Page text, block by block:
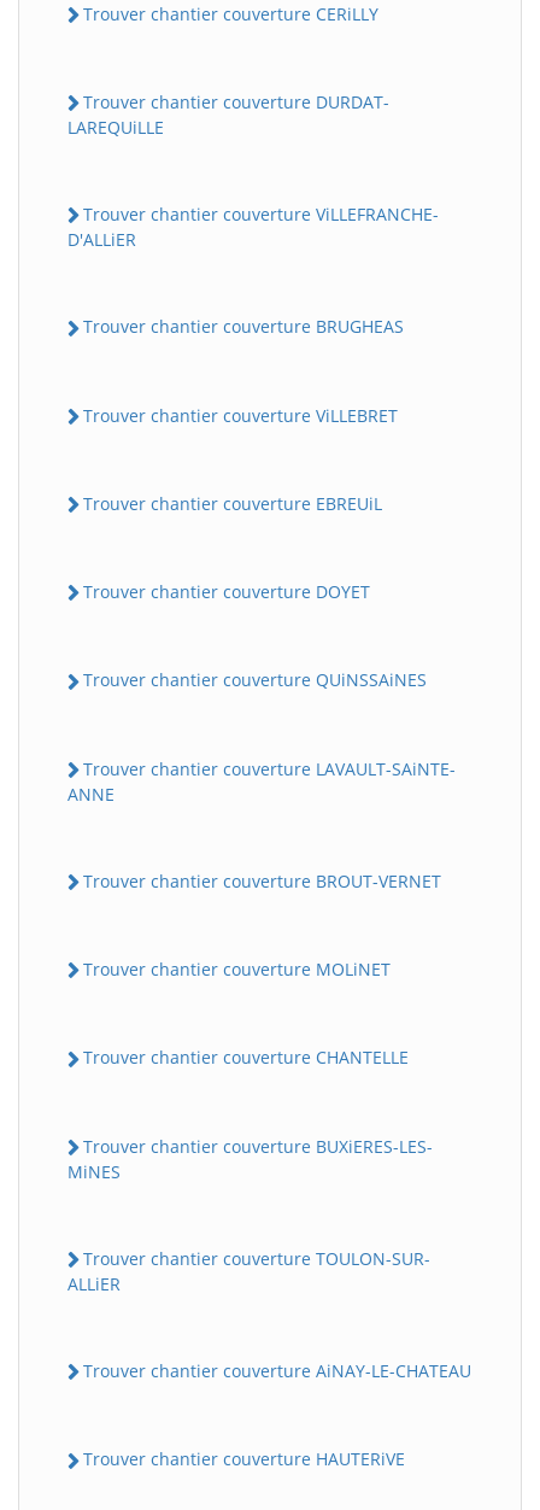
Trouver chantier couverture CERiLLY
Trouver chantier couverture DURDAT-
LAREQUiLLE
Trouver chantier couverture ViLLEFRANCHE-
D'ALLiER
Trouver chantier couverture BRUGHEAS
Trouver chantier couverture ViLLEBRET
Trouver chantier couverture EBREUiL
Trouver chantier couverture DOYET
Trouver chantier couverture QUiNSSAiNES
Trouver chantier couverture LAVAULT-SAiNTE-
ANNE
Trouver chantier couverture BROUT-VERNET
Trouver chantier couverture MOLiNET
Trouver chantier couverture CHANTELLE
Trouver chantier couverture BUXiERES-LES-
MiNES
Trouver chantier couverture TOULON-SUR-
ALLiER
Trouver chantier couverture AiNAY-LE-CHATEAU
Trouver chantier couverture HAUTERiVE